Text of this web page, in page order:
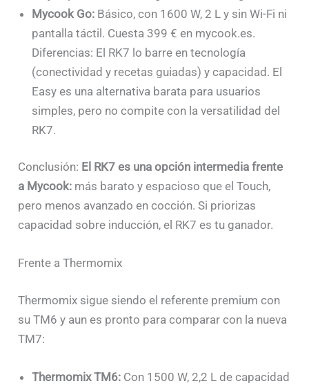
Mycook Go: Básico, con 1600 W, 2 L y sin Wi-Fi ni
pantalla táctil. Cuesta 399 € en mycook.es.
Diferencias: El RK7 lo barre en tecnología
(conectividad y recetas guiadas) y capacidad. El
Easy es una alternativa barata para usuarios
simples, pero no compite con la versatilidad del
RK7.
Conclusión: El RK7 es una opción intermedia frente
a Mycook: más barato y espacioso que el Touch,
pero menos avanzado en cocción. Si priorizas
capacidad sobre inducción, el RK7 es tu ganador.
Frente a Thermomix
Thermomix sigue siendo el referente premium con
su TM6 y aun es pronto para comparar con la nueva
TM7:
Thermomix TM6: Con 1500 W, 2,2 L de capacidad